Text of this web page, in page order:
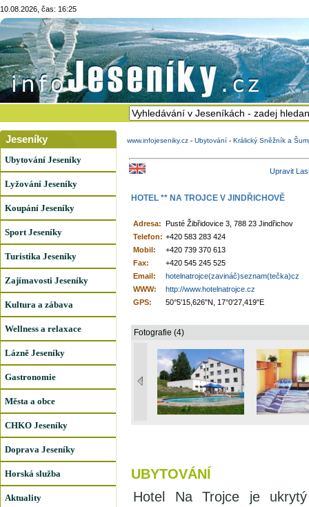
10.08.2026, čas: 16:25
Jeseníky
Ubytování Jeseníky
Lyžování Jeseníky
Koupání Jeseníky
Sport Jeseníky
Turistika Jeseníky
Zajímavosti Jeseníky
Kultura a zábava
Wellness a relaxace
Lázně Jeseníky
Gastronomie
Města a obce
CHKO Jeseníky
Doprava Jeseníky
Horská služba
Aktuality
www.infojeseniky.cz - Ubytování - Králický Sněžník a
Upravit
HOTEL ** NA TROJCE V JINDŘICHOVĚ
Adresa: Pusté Žibřidovice 3, 788 23 Jindřichov
Telefon: +420 583 283 424
Mobil:
+420 739 370 613
Fax:
+420 545 245 525
Email:
hotelnatrojce(zavináč)seznam(tečka)cz
WWW:
http://www.hotelnatrojce.cz
GPS:
50°5'15,626"N, 17°0'27,419"E
Fotografie (4)
UBYTOVÁNÍ
Hotel Na Trojce je